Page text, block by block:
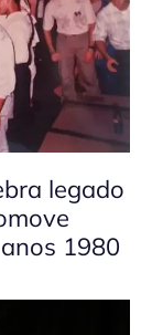
legado
1980